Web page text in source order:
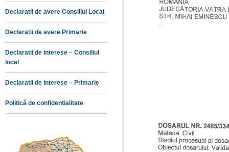
Declaratii de avere Consiliul Local
Declaratii de avere Primarie
Declaratii de interese – Consiliul
local
Declaratii de interese – Primarie
Politică de confidențialitate